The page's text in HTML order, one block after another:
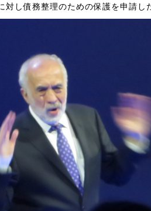
し債務整理のための保護を申請し